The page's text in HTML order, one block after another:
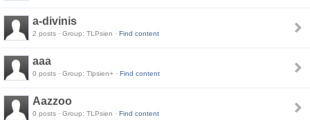
a-divinis
2 posts · Group: TLPsien · Find content
aaa
0 posts · Group: Tlpsien+ · Find content
Aazzoo
0 posts · Group: TLPsien · Find content